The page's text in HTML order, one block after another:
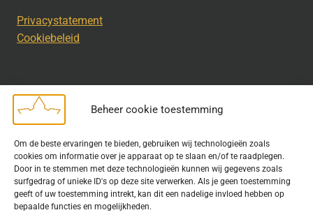
Beheer cookie toestemming
Om de beste ervaringen te bieden, gebruiken wij technologieën zoals
cookies om informatie over je apparaat op te slaan en/of te raadplegen.
Door in te stemmen met deze technologieën kunnen wij gegevens zoals
surfgedrag of unieke ID's op deze site verwerken. Als je geen toestemming
geeft of uw toestemming intrekt, kan dit een nadelige invloed hebben op
bepaalde functies en mogelijkheden.
Privacystatement
Cookiebeleid
Bij het uitdragen van de doelstelling van de Geschiedkundige
Kring wordt gebruik gemaakt van rechtenvrije informatie en data
waarvoor toestemming is verleend. Indien u op deze site een
publicatie van tekst of beeld aantreft die hier niet aan voldoet,